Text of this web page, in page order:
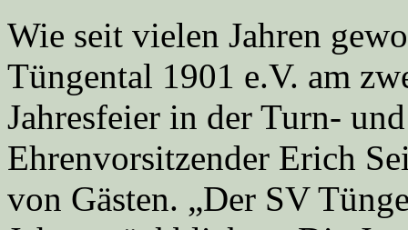
Wie seit vielen Jahren
Tüngental 1901 e.V. am
Jahresfeier in der Turn-
Ehrenvorsitzender Erich
von Gästen. „Der SV